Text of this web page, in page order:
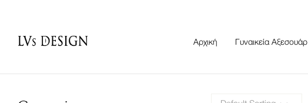
Αρχική Γυναικεία Αξεσουάρ